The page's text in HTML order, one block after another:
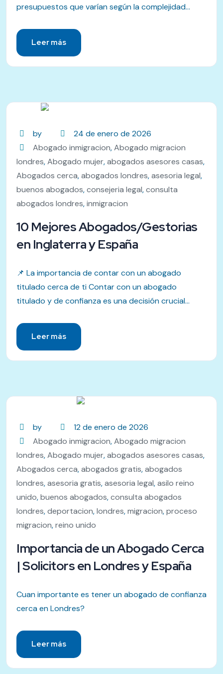
presupuestos que varían según la complejidad...
Leer más
by
24 de enero de 2026
Abogado inmigracion,Abogado migracion
londres,Abogado mujer,abogados asesores casas,
Abogados cerca,abogados londres,asesoria legal,
buenos abogados,consejeria legal,consulta
abogados londres,inmigracion
10 Mejores Abogados/Gestorias
en Inglaterra y España
📌 La importancia de contar con un abogado
titulado cerca de ti Contar con un abogado
titulado y de confianza es una decisión crucial...
Leer más
by
12 de enero de 2026
Abogado inmigracion,Abogado migracion
londres,Abogado mujer,abogados asesores casas,
Abogados cerca,abogados gratis,abogados
londres,asesoria gratis,asesoria legal,asilo reino
unido,buenos abogados,consulta abogados
londres,deportacion,londres,migracion,proceso
migracion,reino unido
Importancia de un Abogado Cerca
| Solicitors en Londres y España
Cuan importante es tener un abogado de confianza
cerca en Londres?
Leer más